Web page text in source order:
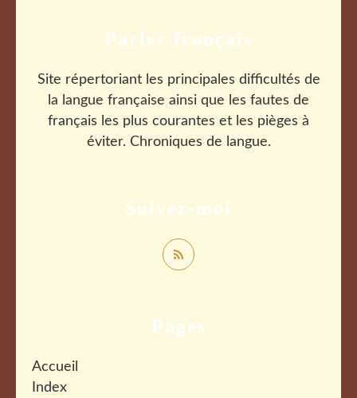
Pages
Accueil
Index
Suivez-moi
Parler français
Site répertoriant les principales difficultés de
la langue française ainsi que les fautes de
français les plus courantes et les pièges à
éviter. Chroniques de langue.